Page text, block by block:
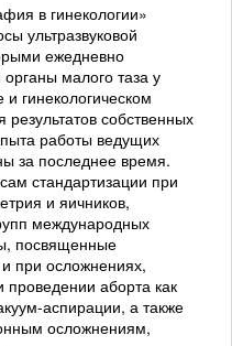
в гинекологии»
ультразвуковой
ежедневно
малого таза у
гинекологическом
собственных
работы ведущих
за последнее время.
стандартизации при
и яичников,
международных
посвященные
при осложнениях,
проведении аборта как
аспирации, а также
осложнениям,